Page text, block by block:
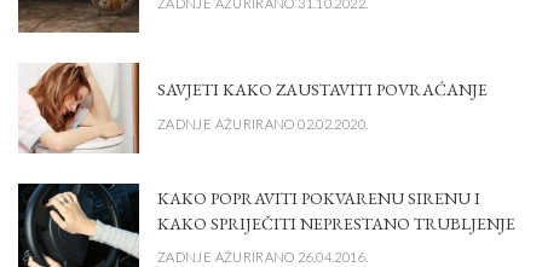
SAVJETI KAKO ZAUSTAVITI POVRAĆANJE
ZADNJE AŽURIRANO 02.02.2020.
KAKO POPRAVITI POKVARENU SIRENU I
KAKO SPRIJEČITI NEPRESTANO TRUBLJENJE
ZADNJE AŽURIRANO 26.04.2016.